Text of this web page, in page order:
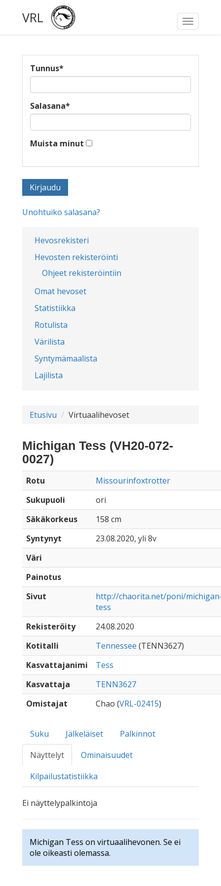
Toggle
VRL
Hevosrekisteri
Hevosten rekisteröinti
Ohjeet rekisteröintiin
Omat hevoset
Statistiikka
Rotulista
Värilista
Syntymämaalista
Lajilista
Tunnus*
Salasana*
Muista minut
Unohtuiko salasana?
Etusivu Virtuaalihevoset
Michigan Tess (VH20-072-
0027)
Rotu
Missourinfoxtrotter
Sukupuoli
ori
Säkäkorkeus
158 cm
Syntynyt
23.08.2020, yli 8v
Väri
Painotus
Sivut
http://chaorita.net/poni/
tess
Rekisteröity
24.08.2020
Kotitalli
Tennessee (TENN3627)
Kasvattajanimi
Tess
Kasvattaja
TENN3627
Omistajat
Chao (VRL-02415)
Suku Jälkeläiset
Palkinnot
Näyttelyt
Ominaisuudet
Kilpailustatistiikka
Ei näyttelypalkintoja
Michigan Tess on virtuaalihevonen. Se ei
ole oikeasti olemassa.